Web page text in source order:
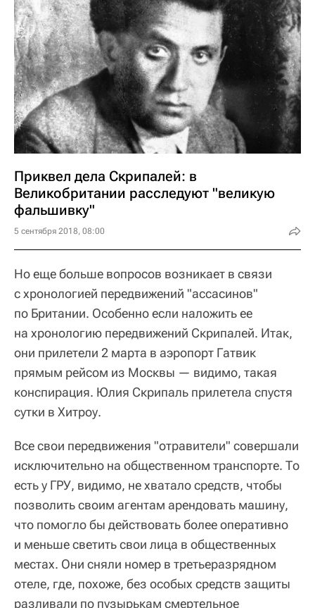
Приквел дела Скрипалей: в
Великобритании расследуют "великую
фальшивку"
5 сентября 2018, 08:00
Но еще больше вопросов возникает в связи
с хронологией передвижений "ассасинов"
по Британии. Особенно если наложить ее
на хронологию передвижений Скрипалей. Итак,
они прилетели 2 марта в аэропорт Гатвик
прямым рейсом из Москвы — видимо, такая
конспирация. Юлия Скрипаль прилетела спустя
сутки в Хитроу.
Все свои передвижения "отравители" совершали
исключительно на общественном транспорте. То
есть у ГРУ, видимо, не хватало средств, чтобы
позволить своим агентам арендовать машину,
что помогло бы действовать более оперативно
и меньше светить свои лица в общественных
местах. Они сняли номер в третьеразрядном
отеле, где, похоже, без особых средств защиты
разливали по пузырькам смертельное